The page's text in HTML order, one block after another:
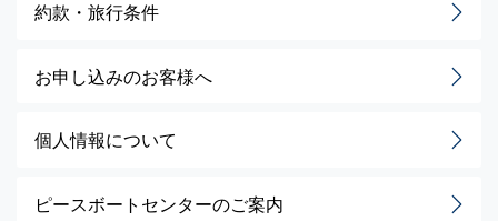
約款・旅行条件
お申し込みのお客様へ
個人情報について
ピースボートセンターのご案内